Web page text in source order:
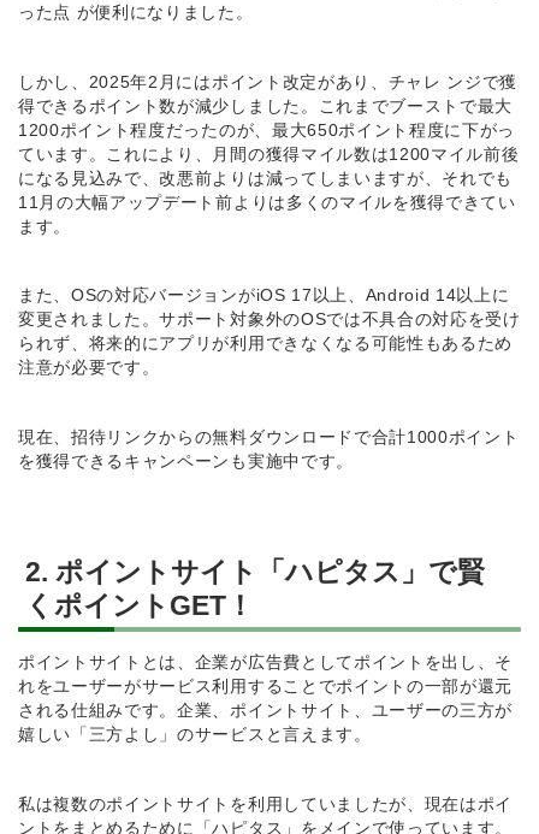
った点 が便利になりました。
しかし、2025年2月にはポイント改定があり、チャレ ンジで獲
得できるポイント数が減少しました。これまでブーストで最大
1200ポイント程度だったのが、最大650ポイント程度に下がっ
ています。これにより、月間の獲得マイル数は1200マイル前後
になる見込みで、改悪前よりは減ってしまいますが、それでも
11月の大幅アップデート前よりは多くのマイルを獲得できてい
ます。
また、OSの対応バージョンがiOS 17以上、Android 14以上に
変更されました。サポート対象外のOSでは不具合の対応を受け
られず、将来的にアプリが利用できなくなる可能性もあるため
注意が必要です。
現在、招待リンクからの無料ダウンロードで合計1000ポイント
を獲得できるキャンペーンも実施中です。
2. ポイントサイト「ハピタス」で賢
くポイントGET！
ポイントサイトとは、企業が広告費としてポイントを出し、そ
れをユーザーがサービス利用することでポイントの一部が還元
される仕組みです。企業、ポイントサイト、ユーザーの三方が
嬉しい「三方よし」のサービスと言えます。
私は複数のポイントサイトを利用していましたが、現在はポイ
ントをまとめるために「ハピタス」をメインで使っています。